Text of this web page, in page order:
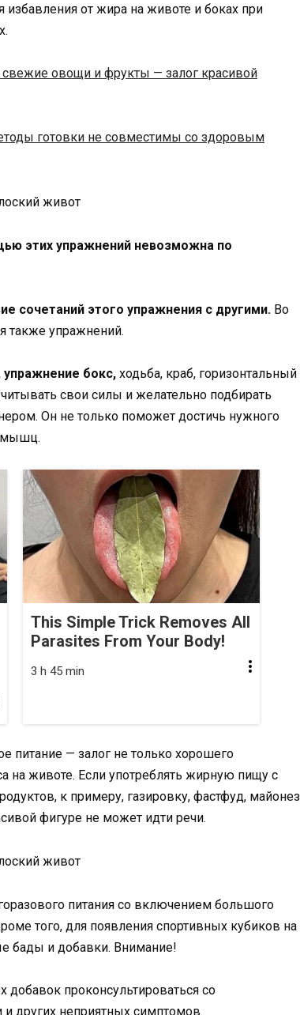
от жира на животе и боках при
свежие овощи и фрукты — залог красивой
готовки не совместимы со здоровым
этих упражнений невозможна по
сочетаний этого упражнения с другими. Во
также упражнений.
бокс, ходьба, краб, горизонтальный
свои силы и желательно подбирать
Он не только поможет достичь нужного
мышц.
This Simple Trick Removes All
Parasites From Your Body!
3 h 45 min
питание — залог не только хорошего
на животе. Если употреблять жирную пищу с
к примеру, газировку, фастфуд, майонез
фигуре не может идти речи.
питания со включением большого
того, для появления спортивных кубиков на
бады и добавки. Внимание!
проконсультироваться со
других неприятных симптомов.